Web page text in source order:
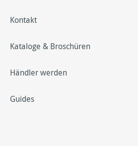
Kontakt
Kataloge & Broschüren
Händler werden
Guides